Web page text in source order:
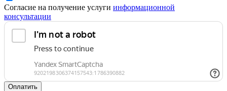
Согласие на получение услуги информационной
консультации
Оплатить